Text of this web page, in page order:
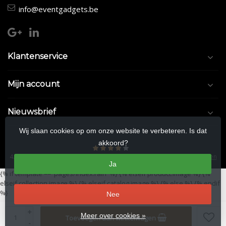
Toevoegen aan winkelwagen
info@eventgadgets.be
Klantenservice
Mijn account
Nieuwsbrief
4.5/5sterren op basis van9/10beoordelingen.Lees 9/10 beoordelingen
{% if template == 'pages/index.rain' %}{% elseif product.image %}{%
elseif collection.image %}{% elseif catalog.image %}{% else %}{% endif
%}
Wij slaan cookies op om onze website te verbeteren. Is dat
akkoord?
Ja
Nee
Meer over cookies »
Lightspeed